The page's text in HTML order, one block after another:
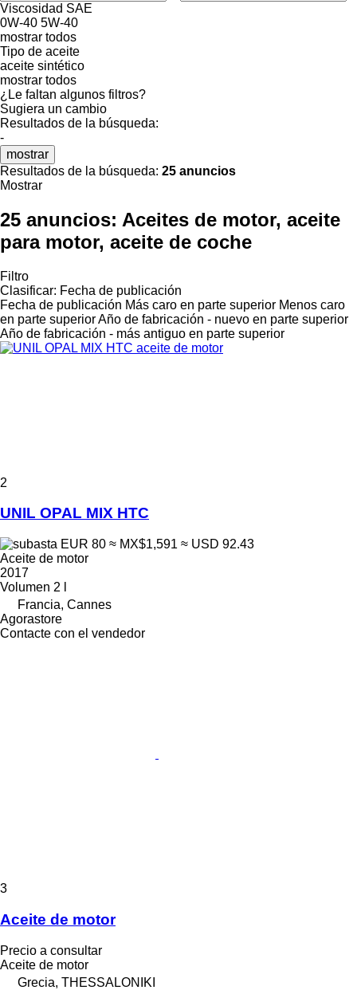
Viscosidad SAE
0W-40 5W-40
mostrar todos
Tipo de aceite
aceite sintético
mostrar todos
¿Le faltan algunos filtros?
Sugiera un cambio
Resultados de la búsqueda:
-
mostrar
Resultados de la búsqueda: 25 anuncios
Mostrar
25 anuncios: Aceites de motor, aceite
para motor, aceite de coche
Filtro
Clasificar: Fecha de publicación
Fecha de publicación Más caro en parte superior Menos caro
en parte superiorAño de fabricación - nuevo en parte superior
Año de fabricación - más antiguo en parte superior
2
UNIL OPAL MIX HTC
EUR 80 ≈ MX$1,591 ≈ USD 92.43
Aceite de motor
2017
Volumen 2 l
Francia, Cannes
Agorastore
Contacte con el vendedor
3
Aceite de motor
Precio a consultar
Aceite de motor
Grecia, THESSALONIKI